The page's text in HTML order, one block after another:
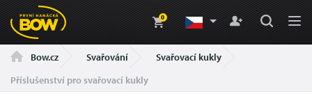
0
Bow.cz Svařování
Svařovací kukly
Příslušenství pro svařovací kukly